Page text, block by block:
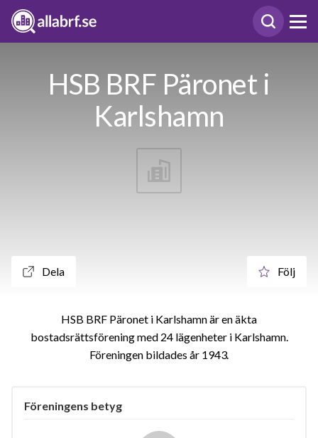
HSB BRF Päronet i
Karlshamn
Dela Följ
HSB BRF Päronet i Karlshamn är en äkta
bostadsrättsförening med 24 lägenheter i Karlshamn.
Föreningen bildades år 1943
Föreningens betyg